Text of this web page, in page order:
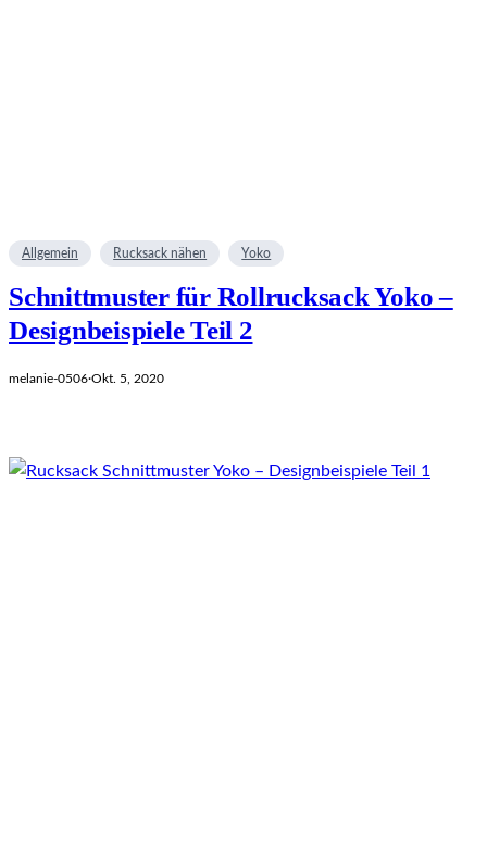
Allgemein Rucksack nähen Yoko
Schnittmuster für Rollrucksack Yoko –
Designbeispiele Teil 2
melanie-0506·Okt. 5, 2020